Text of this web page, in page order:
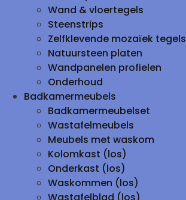
Wand & vloertegels
Steenstrips
Zelfklevende mozaïek tegels
Natuursteen platen
Wandpanelen profielen
Onderhoud
Badkamermeubels
Badkamermeubelset
Wastafelmeubels
Meubels met waskom
Kolomkast (los)
Onderkast (los)
Waskommen (los)
Wastafelblad (los)